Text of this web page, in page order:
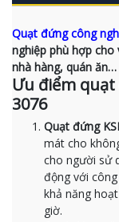
Quạt đứng công
nghiệp phù hợp
nhà hàng, quán ăn…
Ưu điểm quạt
3076
Quạt đứng
mát cho
cho người sử
động với
khả năng
giờ.